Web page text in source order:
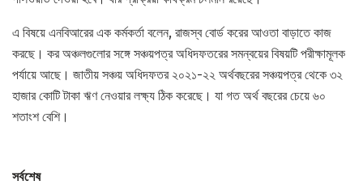
এ বিষয়ে এনবিআরের এক কর্মকর্তা বলেন, রাজস্ব বোর্ড করের আওতা বাড়াতে কাজ
করছে। কর অঞ্চলগুলোর সঙ্গে সঞ্চয়পত্র অধিদফতরের সমন্বয়ের বিষয়টি পরীক্ষামূলক
পর্যায়ে আছে। জাতীয় সঞ্চয় অধিদফতর ২০২১-২২ অর্থবছরের সঞ্চয়পত্র থেকে ৩২
হাজার কোটি টাকা ঋণ নেওয়ার লক্ষ্য ঠিক করেছে। যা গত অর্থ বছরের চেয়ে ৬০
শতাংশ বেশি।
সর্বশেষ